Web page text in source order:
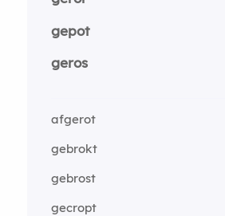
gepot
geros
afgerot
gebrokt
gebrost
gecropt